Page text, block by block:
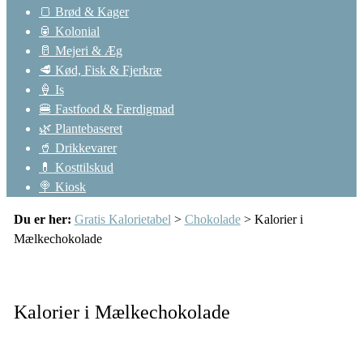
🍞 Brød & Kager
🥫 Kolonial
🥛 Mejeri & Æg
🥩 Kød, Fisk & Fjerkræ
🍦 Is
🍔 Fastfood & Færdigmad
🌿 Plantebaseret
🥤 Drikkevarer
💊 Kosttilskud
🍭 Kiosk
Du er her: Gratis Kalorietabel > Chokolade> Kalorier i
Mælkechokolade
Kalorier i Mælkechokolade